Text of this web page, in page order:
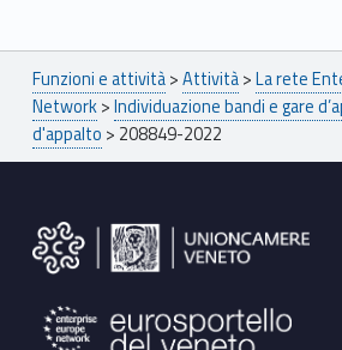
Breadcrumbs navigation
Funzioni e attività>Attività>La rete
Network>Individuazione bandi e gare
d'appalto > 208849-2022